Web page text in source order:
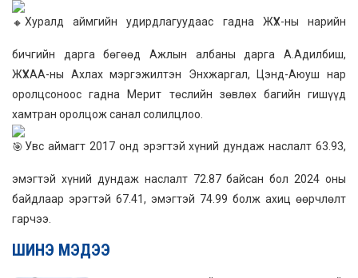
Хуралд аймгийн удирдлагуудаас гадна ЖҮХ-ны нарийн
бичгийн дарга бөгөөд Ажлын албаны дарга А.Адилбиш,
ЖҮХАА-ны Ахлах мэргэжилтэн Энхжаргал, Цэнд-Аюуш нар
оролцсоноос гадна Мерит төслийн зөвлөх багийн гишүүд
хамтран оролцож санал солилцлоо.
Увс аймагт 2017 онд эрэгтэй хүний дундаж наслалт 63.93,
эмэгтэй хүний дундаж наслалт 72.87 байсан бол 2024 оны
байдлаар эрэгтэй 67.41, эмэгтэй 74.99 болж ахиц өөрчлөлт
гарчээ.
ШИНЭ МЭДЭЭ